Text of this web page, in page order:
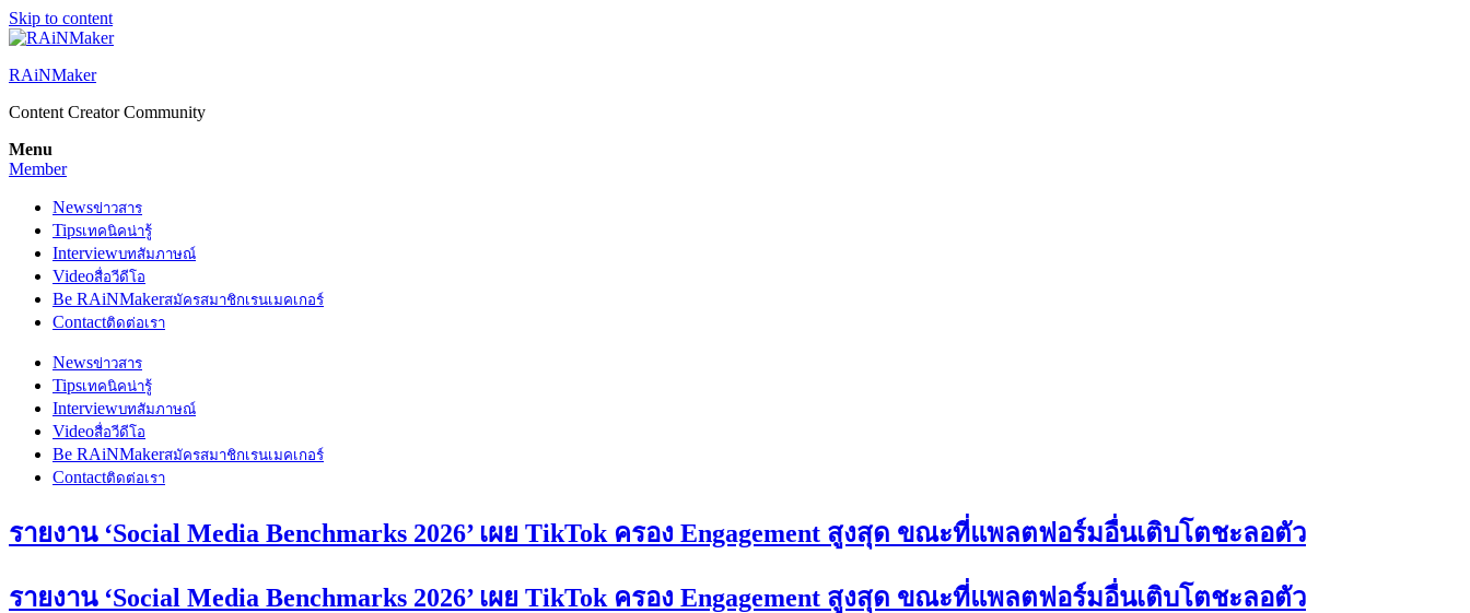
Skip to content
RAiNMaker
Content Creator Community
Menu
Member
Newsข่าวสาร
Tipsเทคนิคน่ารู้
Interviewบทสัมภาษณ์
Videoสื่อวีดีโอ
Be RAiNMakerสมัครสมาชิกเรนเมคเกอร์
Contactติดต่อเรา
Newsข่าวสาร
Tipsเทคนิคน่ารู้
Interviewบทสัมภาษณ์
Videoสื่อวีดีโอ
Be RAiNMakerสมัครสมาชิกเรนเมคเกอร์
Contactติดต่อเรา
รายงาน ‘Social Media Benchmarks 2026’ เผย TikTok ครอง Engagement สูงสุด ขณะที่แพลตฟอร์มอื่นเติบโตชะลอตัว
รายงาน ‘Social Media Benchmarks 2026’ เผย TikTok ครอง Engagement สูงสุด ขณะที่แพลตฟอร์มอื่นเติบโตชะลอตัว